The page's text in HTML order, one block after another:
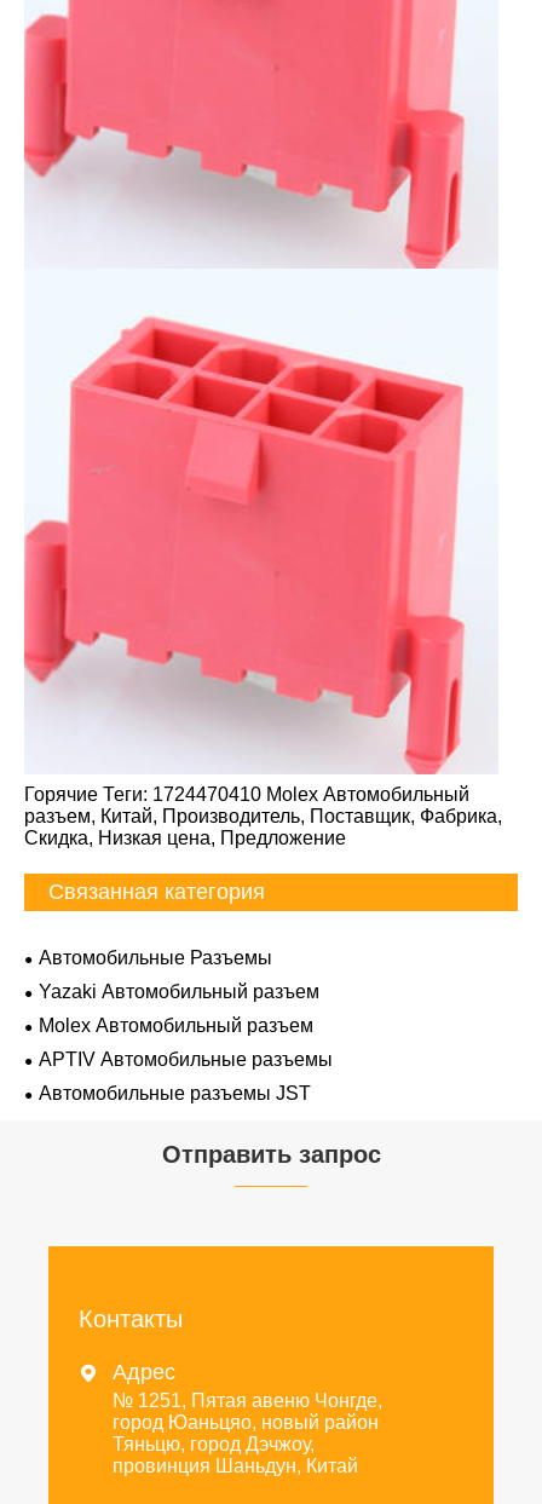
Горячие Теги: 1724470410 Molex Автомобильный
разъем, Китай, Производитель, Поставщик, Фабрика,
Скидка, Низкая цена, Предложение
Связанная категория
Автомобильные Разъемы
Yazaki Автомобильный разъем
Molex Автомобильный разъем
APTIV Автомобильные разъемы
Автомобильные разъемы JST
Отправить запрос
Контакты
 Адрес
№ 1251, Пятая авеню Чонгде,
город Юаньцяо, новый район
Тяньцю, город Дэчжоу,
провинция Шаньдун, Китай